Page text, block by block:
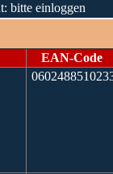
bitte einloggen
EAN-Code